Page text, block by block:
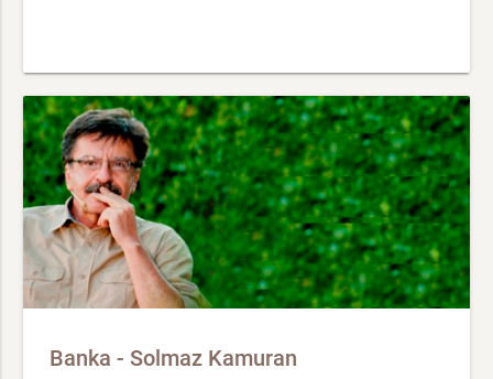
Banka - Solmaz Kamuran